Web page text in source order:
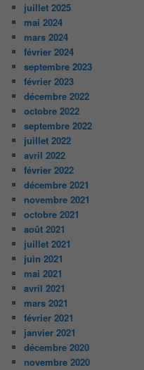
juillet 2025
mai 2024
mars 2024
février 2024
septembre 2023
février 2023
décembre 2022
octobre 2022
septembre 2022
juillet 2022
avril 2022
février 2022
décembre 2021
novembre 2021
octobre 2021
août 2021
juillet 2021
juin 2021
mai 2021
avril 2021
mars 2021
février 2021
janvier 2021
décembre 2020
novembre 2020